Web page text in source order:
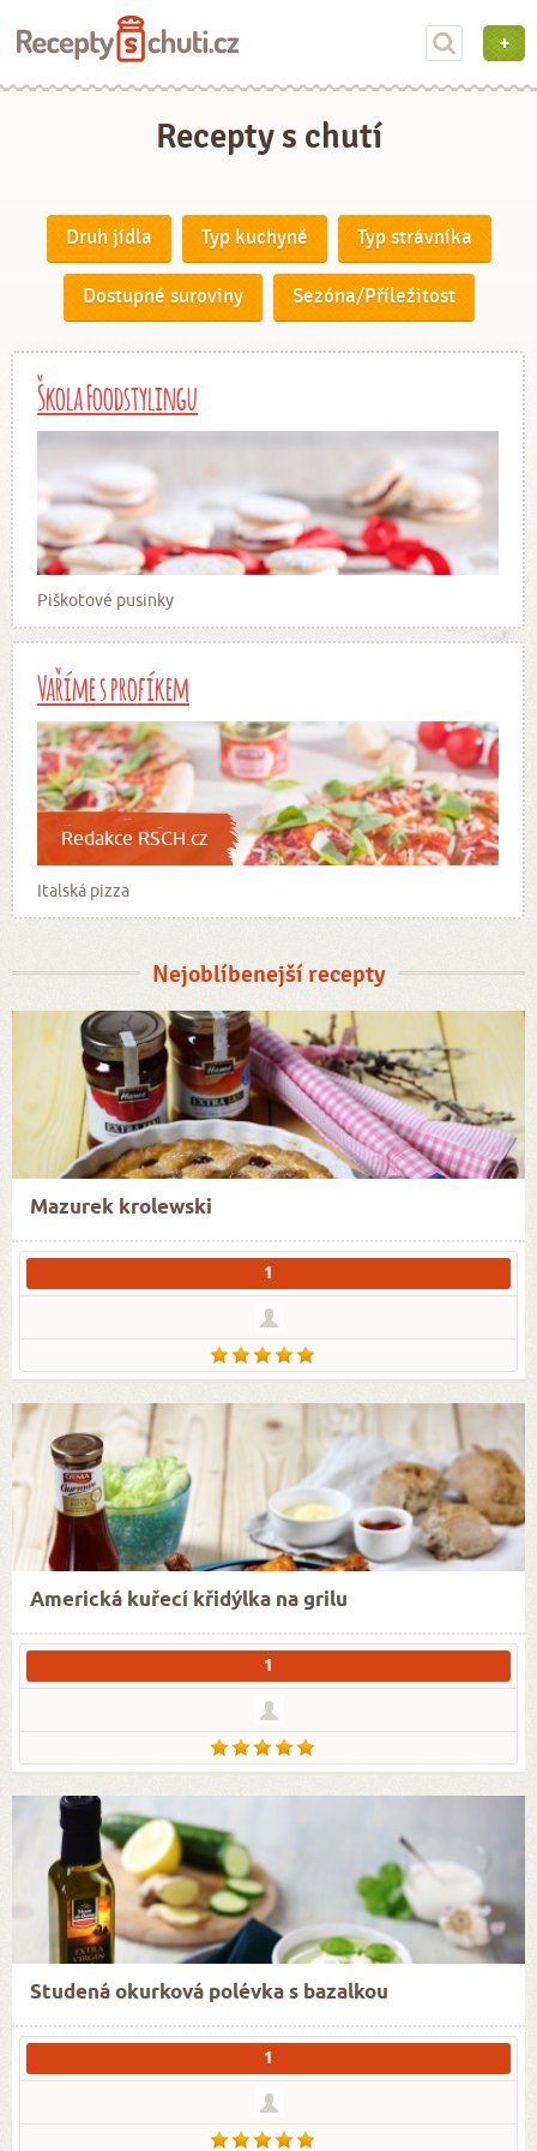
Recepty s chutí
Druh jídla Typ kuchyně Typ strávníka
Dostupné suroviny Sezóna/Příležitost
Škola Foodstylingu
Piškotové pusinky
Vaříme s profíkem
Redakce RSCH.cz
Italská pizza
Nejoblíbenejší recepty
Mazurek krolewski
1
Americká kuřecí křidýlka na grilu
1
Studená okurková polévka s bazalkou
1